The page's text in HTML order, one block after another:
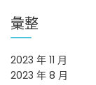
彙整
2023 年 11 月
2023 年 8 月